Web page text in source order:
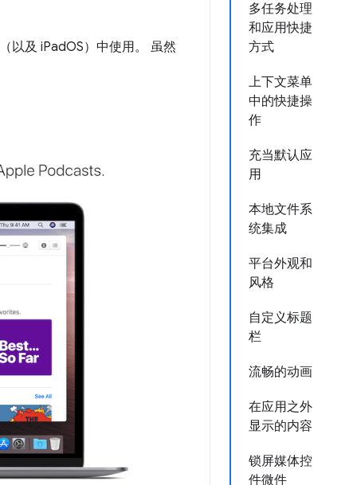
多任务处理
和应用快捷
方式
上下文菜单
中的快捷操
作
充当默认应
用
本地文件系
统集成
平台外观和
风格
自定义标题
栏
流畅的动画
在应用之外
显示的内容
锁屏媒体控
件微件
以及 iPadOS）中使用。 虽然